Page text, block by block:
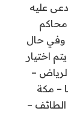
عليه
وفي حال
اختيار
–
– مكة
الطائف –